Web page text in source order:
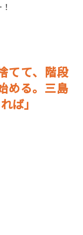
てて、階段
める。三島
ば」